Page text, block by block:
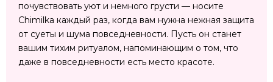
почувствовать уют и немного грусти — носите
Chimilka каждый раз, когда вам нужна нежная защита
от суеты и шума повседневности. Пусть он станет
вашим тихим ритуалом, напоминающим о том, что
даже в повседневности есть место красоте.